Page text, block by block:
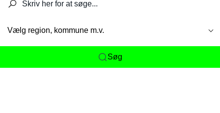
Vælg region, kommune m.v.
Søg